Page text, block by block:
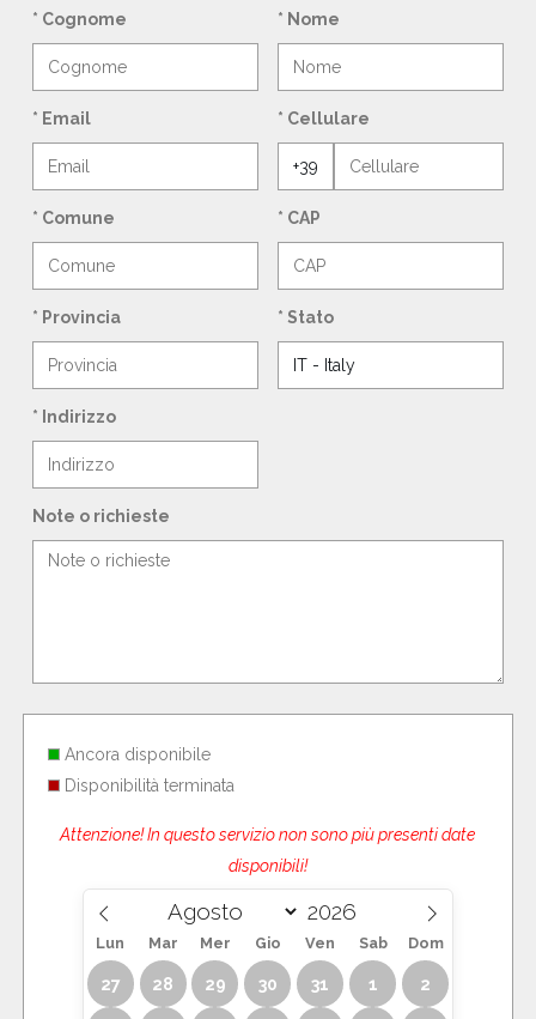
* Cognome * Nome
* Email * Cellulare
* Comune * CAP
* Provincia * Stato
* Indirizzo
Note o richieste
Ancora disponibile
Disponibilità terminata
Attenzione! In questo servizio non sono più presenti date
disponibili!
Lun Mar Mer Gio Ven Sab Dom
27 28 29 30 31 1 2